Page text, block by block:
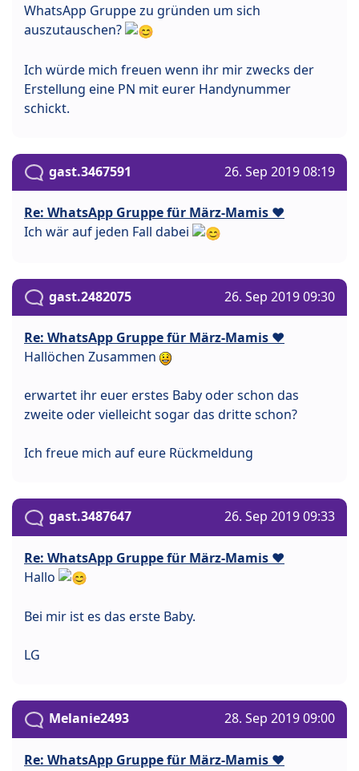
WhatsApp Gruppe zu gründen um sich
auszutauschen?
Ich würde mich freuen wenn ihr mir zwecks der
Erstellung eine PN mit eurer Handynummer
schickt.
gast.3467591 26. Sep 2019 08:19
Re: WhatsApp Gruppe für März-Mamis ❤️
Ich wär auf jeden Fall dabei
gast.2482075 26. Sep 2019 09:30
Re: WhatsApp Gruppe für März-Mamis ❤️
Hallöchen Zusammen
erwartet ihr euer erstes Baby oder schon das
zweite oder vielleicht sogar das dritte schon?
Ich freue mich auf eure Rückmeldung
gast.3487647 26. Sep 2019 09:33
Re: WhatsApp Gruppe für März-Mamis ❤️
Hallo
Bei mir ist es das erste Baby.
LG
Melanie2493 28. Sep 2019 09:00
Re: WhatsApp Gruppe für März-Mamis ❤️